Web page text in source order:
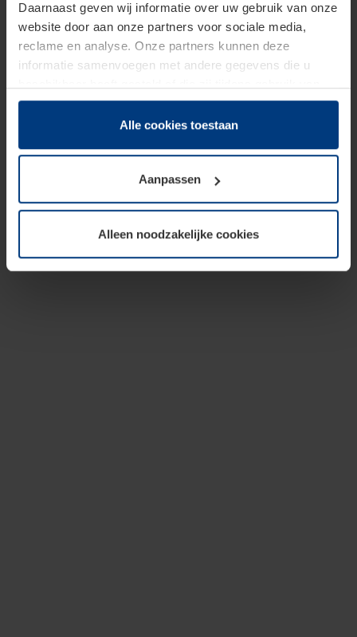
Daarnaast geven wij informatie over uw gebruik van onze
website door aan onze partners voor sociale media,
reclame en analyse. Onze partners kunnen deze
informatie samenvoegen met andere gegevens die u
hun diensten hebben verzameld.
Juridisch hebben wij het recht om cookies op uw
van deze pagina's absoluut vereist is. Voor alle andere
soorten cookies is uw toestemming benodigd. Uw
toestemming kunt u op elk moment bij de uitleg van de
wijzigen of herroepen.
Alle cookies toestaan
Aanpassen
Alleen noodzakelijke cookies